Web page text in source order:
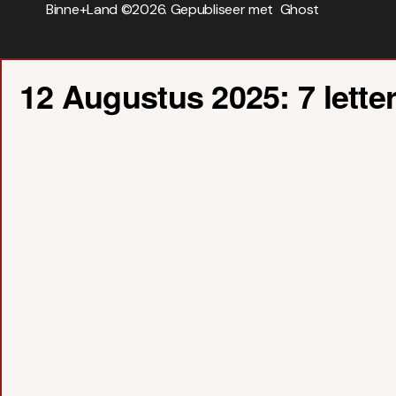
Binne+Land ©2026. Gepubliseer met Ghost
12 Augustus 2025: 7